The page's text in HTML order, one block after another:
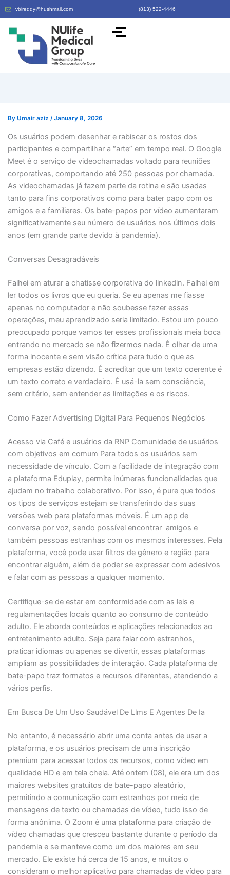
vbireddy@hushmail.com (813) 522-4446
By Umair aziz /January 8, 2026
Os usuários podem desenhar e rabiscar os rostos dos
participantes e compartilhar a “arte” em tempo real. O Google
Meet é o serviço de videochamadas voltado para reuniões
corporativas, comportando até 250 pessoas por chamada.
As videochamadas já fazem parte da rotina e são usadas
tanto para fins corporativos como para bater papo com os
amigos e a familiares. Os bate-papos por vídeo aumentaram
significativamente seu número de usuários nos últimos dois
anos (em grande parte devido à pandemia).
Conversas Desagradáveis
Falhei em aturar a chatisse corporativa do linkedin. Falhei em
ler todos os livros que eu queria. Se eu apenas me fiasse
apenas no computador e não soubesse fazer essas
operações, meu aprendizado seria limitado. Estou um pouco
preocupado porque vamos ter esses profissionais meia boca
entrando no mercado se não fizermos nada. É olhar de uma
forma inocente e sem visão crítica para tudo o que as
empresas estão dizendo. É acreditar que um texto coerente é
um texto correto e verdadeiro. É usá-la sem consciência,
sem critério, sem entender as limitações e os riscos.
Como Fazer Advertising Digital Para Pequenos Negócios
Acesso via Café e usuários da RNP Comunidade de usuários
com objetivos em comum Para todos os usuários sem
necessidade de vínculo. Com a facilidade de integração com
a plataforma Eduplay, permite inúmeras funcionalidades que
ajudam no trabalho colaborativo. Por isso, é pure que todos
os tipos de serviços estejam se transferindo das suas
versões web para plataformas móveis. É um app de
conversa por voz, sendo possível encontrar amigos e
também pessoas estranhas com os mesmos interesses. Pela
plataforma, você pode usar filtros de gênero e região para
encontrar alguém, além de poder se expressar com adesivos
e falar com as pessoas a qualquer momento.
Certifique-se de estar em conformidade com as leis e
regulamentações locais quanto ao consumo de conteúdo
adulto. Ele aborda conteúdos e aplicações relacionados ao
entretenimento adulto. Seja para falar com estranhos,
praticar idiomas ou apenas se divertir, essas plataformas
ampliam as possibilidades de interação. Cada plataforma de
bate-papo traz formatos e recursos diferentes, atendendo a
vários perfis.
Em Busca De Um Uso Saudável De Llms E Agentes De Ia
No entanto, é necessário abrir uma conta antes de usar a
plataforma, e os usuários precisam de uma inscrição
premium para acessar todos os recursos, como vídeo em
qualidade HD e em tela cheia. Até ontem (08), ele era um dos
maiores websites gratuitos de bate-papo aleatório,
permitindo a comunicação com estranhos por meio de
mensagens de texto ou chamadas de vídeo, tudo isso de
forma anônima. O Zoom é uma plataforma para criação de
vídeo chamadas que cresceu bastante durante o período da
pandemia e se manteve como um dos maiores em seu
mercado. Ele existe há cerca de 15 anos, e muitos o
consideram o melhor aplicativo para chamadas de vídeo para